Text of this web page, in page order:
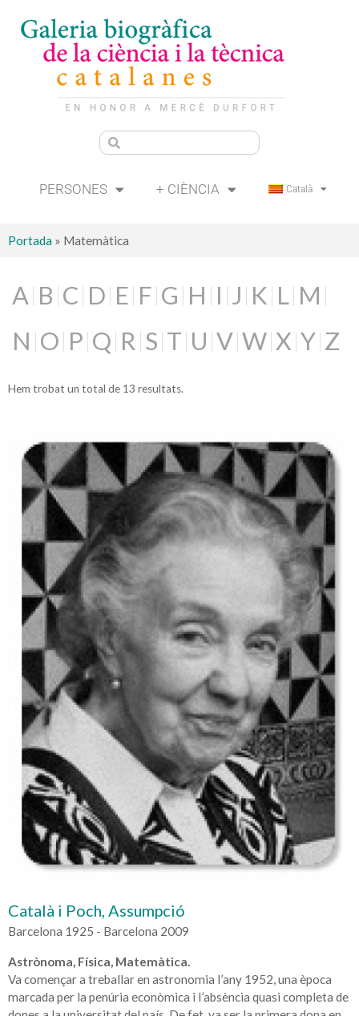
PERSONES + CIÈNCIA Català
Portada » Matemàtica
A B C D E F G H I J K L M
N O P Q R S T U V W X Y Z
Hem trobat un total de 13 resultats.
Català i Poch, Assumpció
Barcelona 1925 - Barcelona 2009
Astrònoma, Física, Matemàtica.
Va començar a treballar en astronomia l’any 1952, una època
marcada per la penúria econòmica i l’absència quasi completa de